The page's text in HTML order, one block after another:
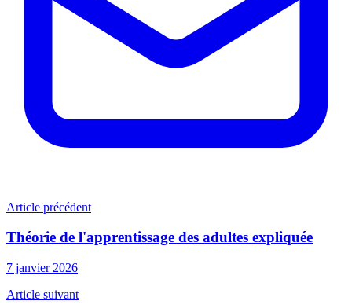
Article précédent
Théorie de l'apprentissage des adultes expliquée
7 janvier 2026
Article suivant